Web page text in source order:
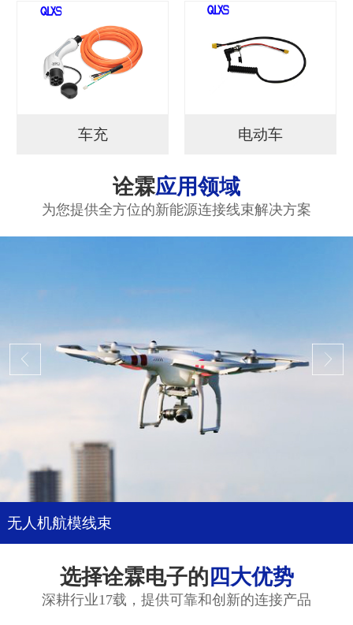
车充 电动车
诠霖应用领域
为您提供全方位的新能源连接线束解决方案
无人机航模线束
选择诠霖电子的 四大优势
深耕行业17载，提供可靠和创新的连接产品